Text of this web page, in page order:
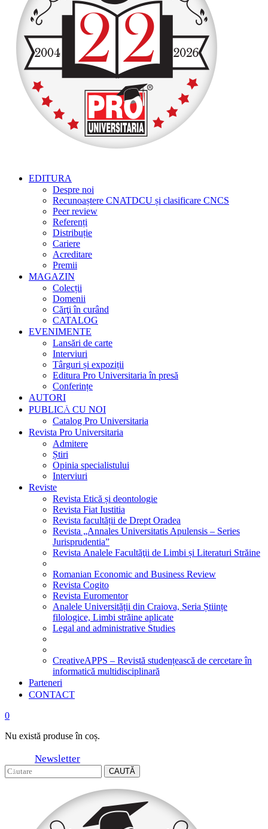
EDITURA
Despre noi
Recunoaștere CNATDCU și clasificare CNCS
Peer review
Referenți
Distribuție
Cariere
Acreditare
Premii
MAGAZIN
Colecții
Domenii
Cărţi în curând
CATALOG
EVENIMENTE
Lansări de carte
Interviuri
Târguri și expoziții
Editura Pro Universitaria în presă
Conferințe
AUTORI
PUBLICĂ CU NOI
Catalog Pro Universitaria
Revista Pro Universitaria
Admitere
Știri
Opinia specialistului
Interviuri
Reviste
Revista Etică și deontologie
Revista Fiat Iustitia
Revista facultății de Drept Oradea
Revista „Annales Universitatis Apulensis – Series
Jurisprudentia”
Revista Analele Facultăţii de Limbi și Literaturi Străine
Romanian Economic and Business Review
Revista Cogito
Revista Euromentor
Analele Universității din Craiova, Seria Științe
filologice, Limbi străine aplicate
Legal and administrative Studies
CreativeAPPS – Revistă studențească de cercetare în
informatică multidisciplinară
Parteneri
CONTACT
0
Nu există produse în coș.
Newsletter
CAUTĂ